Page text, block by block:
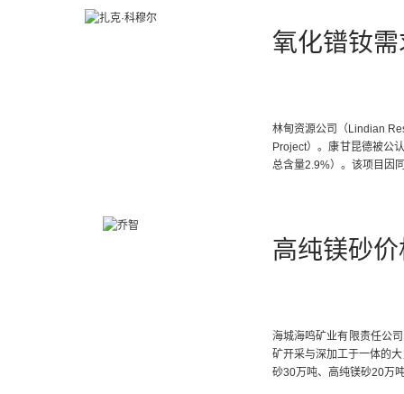
氧化镨钕
林甸资源公司（Lindian
Project）。康甘昆德被公
总含量2.9%）。该项目因
高纯镁砂
海城海鸣矿业有限责任公
矿开采与深加工于一体的
砂30万吨、高纯镁砂20万